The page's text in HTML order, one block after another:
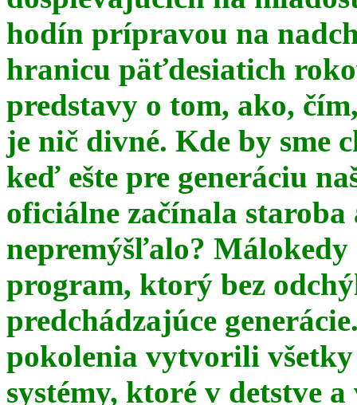
hodín prípravou na
hranicu päťdesiatich
predstavy o tom, ako,
je nič divné. Kde by sme
keď ešte pre generáciu
oficiálne začínala
nepremýšľalo? Málokedy
program, ktorý bez
predchádzajúce
pokolenia vytvorili
systémy, ktoré v detstve